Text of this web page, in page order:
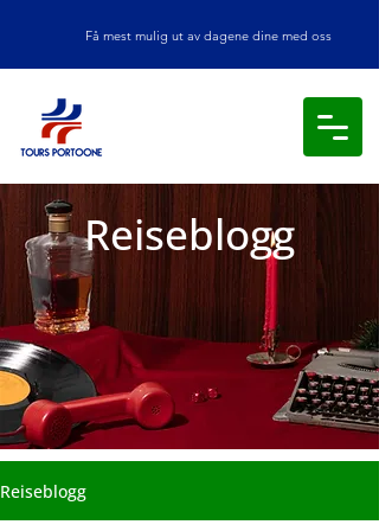
Få mest mulig ut av dagene dine med oss
Reiseblogg
Reiseblogg